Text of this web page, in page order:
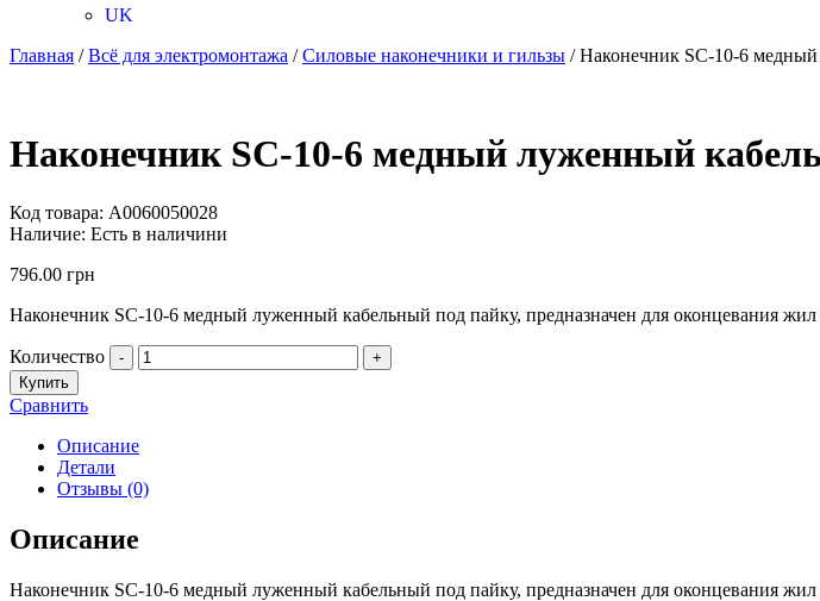
UK
Главная /Всё для электромонтажа /Силовые наконечники и гильзы / Наконечник SC-10-6
Наконечник SC-10-6 медный луженный
Код товара: A0060050028
Наличие: Есть в наличини
796.00 грн
Наконечник SC-10-6 медный луженный кабельный под пайку, предназначен для оконцевания
Количество -
+
Купить
Сравнить
Описание
Детали
Отзывы (0)
Описание
Наконечник SC-10-6 медный луженный кабельный под пайку, предназначен для оконцевания